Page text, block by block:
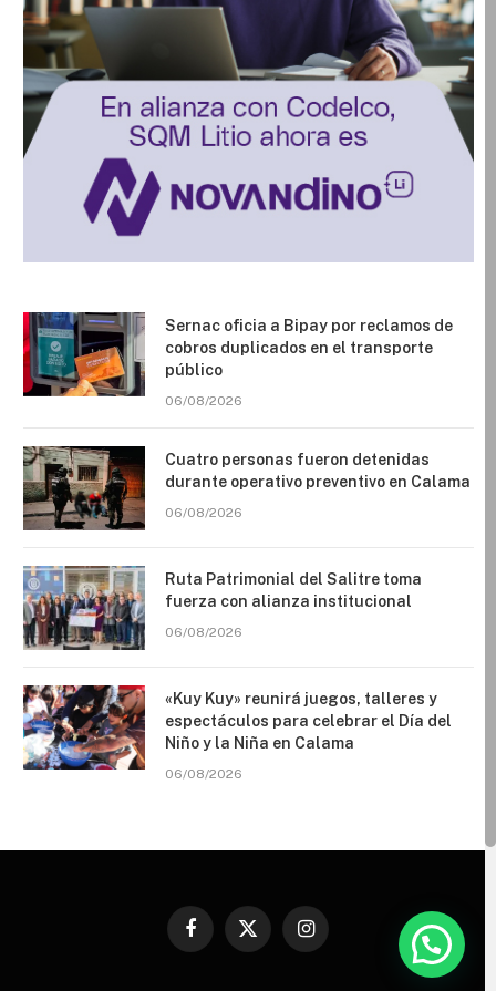
Sernac oficia a Bipay por reclamos de
cobros duplicados en el transporte
público
06/08/2026
Cuatro personas fueron detenidas
durante operativo preventivo en Calama
06/08/2026
Ruta Patrimonial del Salitre toma
fuerza con alianza institucional
06/08/2026
«Kuy Kuy» reunirá juegos, talleres y
espectáculos para celebrar el Día del
Niño y la Niña en Calama
06/08/2026
Facebook
X
Instagram